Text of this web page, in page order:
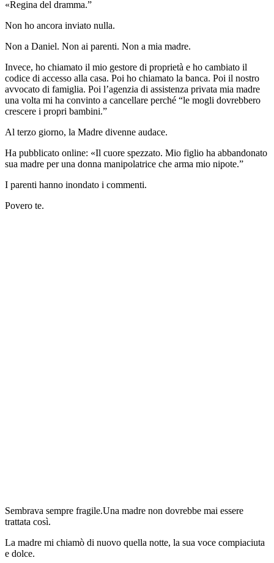
«Regina del dramma.”
Non ho ancora inviato nulla.
Non a Daniel. Non ai parenti. Non a mia madre.
Invece, ho chiamato il mio gestore di proprietà e ho cambiato il
codice di accesso alla casa. Poi ho chiamato la banca. Poi il nostro
avvocato di famiglia. Poi l’agenzia di assistenza privata mia madre
una volta mi ha convinto a cancellare perché “le mogli dovrebbero
crescere i propri bambini.”
Al terzo giorno, la Madre divenne audace.
Ha pubblicato online: «Il cuore spezzato. Mio figlio ha abbandonato
sua madre per una donna manipolatrice che arma mio nipote.”
I parenti hanno inondato i commenti.
Povero te.
Sembrava sempre fragile.Una madre non dovrebbe mai essere
trattata così.
La madre mi chiamò di nuovo quella notte, la sua voce compiaciuta
e dolce.